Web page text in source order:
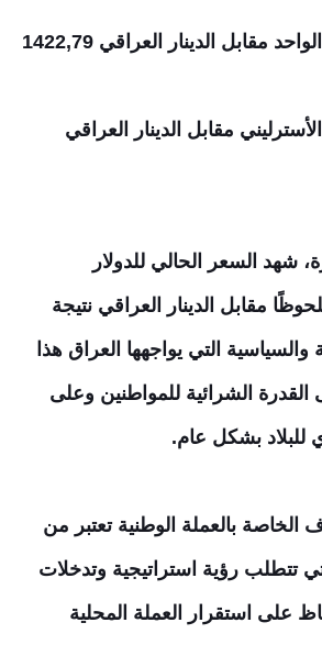
مقابل الدينار العراقي 1422,79
مقابل الدينار العراقي
شهد السعر الحالي للدولار
مقابل الدينار العراقي نتيجة
والسياسية التي يواجهها العراق هذا
القدرة الشرائية للمواطنين وعلى
للبلاد بشكل عام.
الخاصة بالعملة الوطنية تعتبر من
تتطلب رؤية استراتيجية وتدخلات
على استقرار العملة المحلية